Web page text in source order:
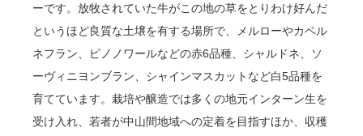
ーです。放牧されていた牛がこの地の草をとりわけ好んだ
というほど良質な土壌を有する場所で、メルローやカベル
ネフラン、ピノノワールなどの赤6品種、シャルドネ、ソ
ーヴィニヨンブラン、シャインマスカットなど白5品種を
育てています。栽培や醸造では多くの地元インターン生を
受け入れ、若者が中山間地域への定着を目指すほか、収穫